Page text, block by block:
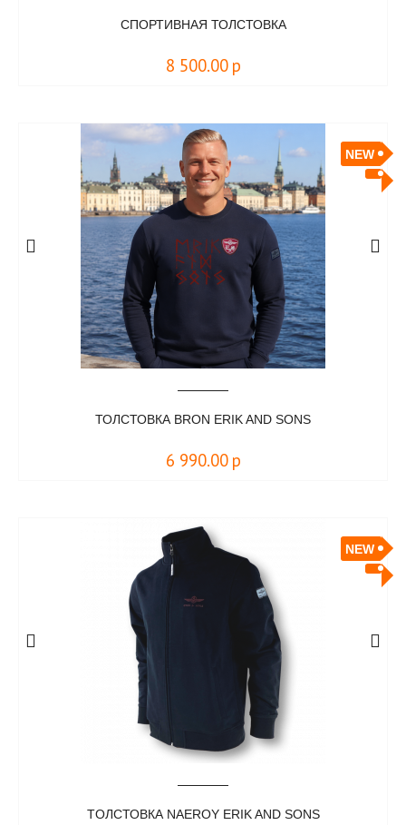
СПОРТИВНАЯ ТОЛСТОВКА
8 500.00 р
NEW
ТОЛСТОВКА BRON ERIK AND SONS
6 990.00 р
NEW
TОЛСТОВКА NAEROY ERIK AND SONS